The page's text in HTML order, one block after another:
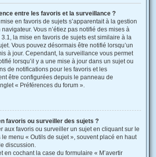
entre les favoris et la surveillance ?
en favoris de sujets s’apparentait à la gestion
Vous n’étiez pas notifié des mises à
la mise en favoris de sujets est similaire à la
Vous pouvez désormais être notifié lorsqu’un
à jour. Cependant, la surveillance vous permet
lorsqu’il y a une mise à jour dans un sujet ou
de notifications pour les favoris et les
être configurées depuis le panneau de
« Préférences du forum ».
favoris ou surveiller des sujets ?
aux favoris ou surveiller un sujet en cliquant sur le
le menu « Outils de sujet », souvent placé en haut
discussion.
en cochant la case du formulaire « M’avertir